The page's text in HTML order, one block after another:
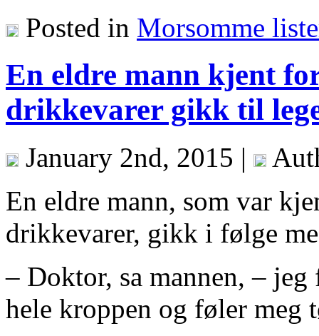
Posted in Morsomme
En eldre mann kjent
drikkevarer gikk til
January 2nd, 2015 |
En eldre mann, som var
drikkevarer, gikk i følge
– Doktor, sa mannen, –
hele kroppen og føler meg